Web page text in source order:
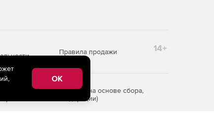
Правила продажи 14+
информации на основе сбора,
Российской Федерации)
OK